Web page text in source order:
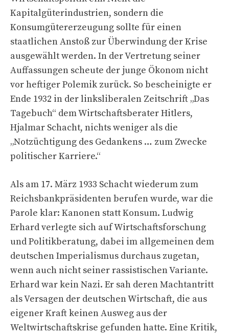
Kapitalgüterindustrien, sondern die
Konsumgütererzeugung sollte für einen
staatlichen Anstoß zur Überwindung der Krise
ausgewählt werden. In der Vertretung seiner
Auffassungen scheute der junge Ökonom nicht
vor heftiger Polemik zurück. So bescheinigte er
Ende 1932 in der linksliberalen Zeitschrift „Das
Tagebuch“ dem Wirtschaftsberater Hitlers,
Hjalmar Schacht, nichts weniger als die
„Notzüchtigung des Gedankens … zum Zwecke
politischer Karriere.“
Als am 17. März 1933 Schacht wiederum zum
Reichsbankpräsidenten berufen wurde, war die
Parole klar: Kanonen statt Konsum. Ludwig
Erhard verlegte sich auf Wirtschaftsforschung
und Politikberatung, dabei im allgemeinen dem
deutschen Imperialismus durchaus zugetan,
wenn auch nicht seiner rassistischen Variante.
Erhard war kein Nazi. Er sah deren Machtantritt
als Versagen der deutschen Wirtschaft, die aus
eigener Kraft keinen Ausweg aus der
Weltwirtschaftskrise gefunden hatte. Eine Kritik,